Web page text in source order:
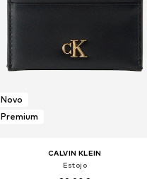
Novo
Premium
CALVIN KLEIN
Estojo